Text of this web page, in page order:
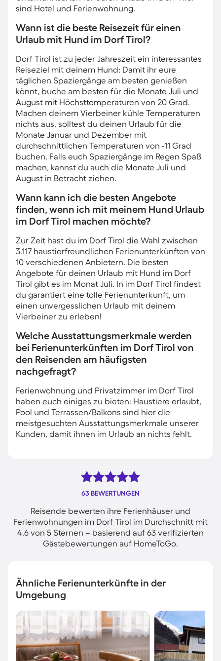
sind Hotel und Ferienwohnung.
Wann ist die beste Reisezeit für einen
Urlaub mit Hund im Dorf Tirol?
Dorf Tirol ist zu jeder Jahreszeit ein interessantes
Reiseziel mit deinem Hund: Damit ihr eure
täglichen Spaziergänge am besten genießen
könnt, buche am besten für die Monate Juli und
August mit Höchsttemperaturen von 20 Grad.
Machen deinem Vierbeiner kühle Temperaturen
nichts aus, solltest du deinen Urlaub für die
Monate Januar und Dezember mit
durchschnittlichen Temperaturen von -11 Grad
buchen. Falls euch Spaziergänge im Regen Spaß
machen, kannst du auch die Monate Juli und
August in Betracht ziehen.
Wann kann ich die besten Angebote
finden, wenn ich mit meinem Hund Urlaub
im Dorf Tirol machen möchte?
Zur Zeit hast du im Dorf Tirol die Wahl zwischen
3.117 haustierfreundlichen Ferienunterkünften von
10 verschiedenen Anbietern. Die besten
Angebote für deinen Urlaub mit Hund im Dorf
Tirol gibt es im Monat Juli. In im Dorf Tirol findest
du garantiert eine tolle Ferienunterkunft, um
einen unvergesslichen Urlaub mit deinem
Vierbeiner zu erleben!
Welche Ausstattungsmerkmale werden
bei Ferienunterkünften im Dorf Tirol von
den Reisenden am häufigsten
nachgefragt?
Ferienwohnung und Privatzimmer im Dorf Tirol
haben euch einiges zu bieten: Haustiere erlaubt,
Pool und Terrassen/Balkons sind hier die
meistgesuchten Ausstattungsmerkmale unserer
Kunden, damit ihnen im Urlaub an nichts fehlt.
63 BEWERTUNGEN
Reisende bewerten ihre Ferienhäuser und
Ferienwohnungen im Dorf Tirol im Durchschnitt mit
4.6 von 5 Sternen – basierend auf 63 verifizierten
Gästebewertungen auf HomeToGo.
Ähnliche Ferienunterkünfte in der
Umgebung